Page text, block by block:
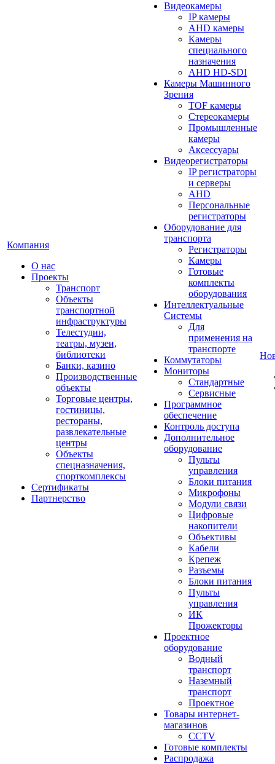
Компания
О нас
Проекты
Транспорт
Объекты
транспортной
инфраструктуры
Телестудии,
театры, музеи,
библиотеки
Банки, казино
Производственные
объекты
Торговые центры,
гостиницы,
рестораны,
развлекательные
центры
Объекты
спецназначения,
спорткомплексы
Сертификаты
Партнерство
Видеокамеры
IP камеры
AHD камеры
Камеры
специального
назначения
AHD HD-SDI
Камеры Машинного
Зрения
TOF камеры
Стереокамеры
Промышленные
камеры
Аксессуары
Видеорегистраторы
IP регистраторы
и серверы
AHD
Персональные
регистраторы
Оборудование для
транспорта
Регистраторы
Камеры
Готовые
комплекты
оборудования
Интеллектуальные
Системы
Для
применения на
транспорте
Коммутаторы
Мониторы
Стандартные
Сервисные
Программное
обеспечение
Контроль доступа
Дополнительное
оборудование
Пульты
управления
Блоки питания
Микрофоны
Модули связи
Цифровые
накопители
Объективы
Кабели
Крепеж
Разъемы
Блоки питания
Пульты
управления
ИК
Прожекторы
Проектное
оборудование
Водный
транспорт
Наземный
транспорт
Проектное
Товары интернет-
магазинов
CCTV
Готовые комплекты
Распродажа